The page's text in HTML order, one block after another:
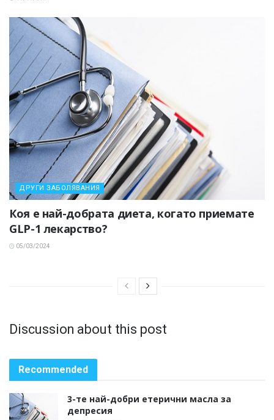
ДРУГИ ЗАБОЛЯВАНИЯ
Коя е най-добрата диета, когато приемате
GLP-1 лекарство?
05/03/2024
Discussion about this post
Recommended
3-те най-добри етерични масла за
депресия